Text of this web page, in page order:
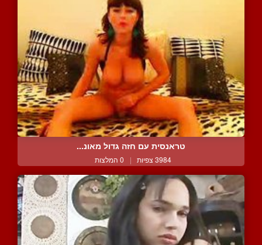
טראנסית עם חזה גדול מאונ...
3984 צפיות | 0 המלצות